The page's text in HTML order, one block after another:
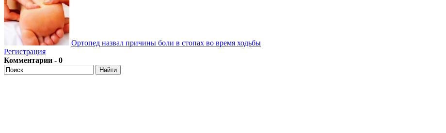
Ортопед назвал причины боли в стопах во время ходьбы
Регистрация
Комментарии - 0